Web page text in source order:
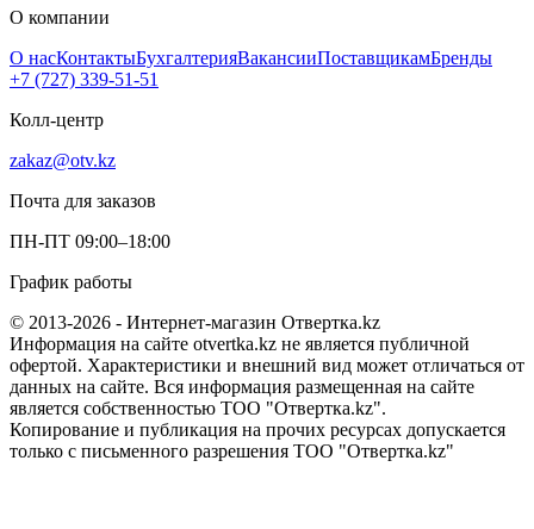
О компании
О насКонтактыБухгалтерияВакансииПоставщикамБренды
+7 (727) 339-51-51
Колл-центр
zakaz@otv.kz
Почта для заказов
ПН-ПТ 09:00–18:00
График работы
© 2013-2026 - Интернет-магазин Отвертка.kz
Информация на сайте otvertka.kz не является публичной
офертой. Характеристики и внешний вид может отличаться от
данных на сайте. Вся информация размещенная на сайте
является собственностью ТОО "Отвертка.kz".
Копирование и публикация на прочих ресурсах допускается
только с письменного разрешения ТОО "Отвертка.kz"